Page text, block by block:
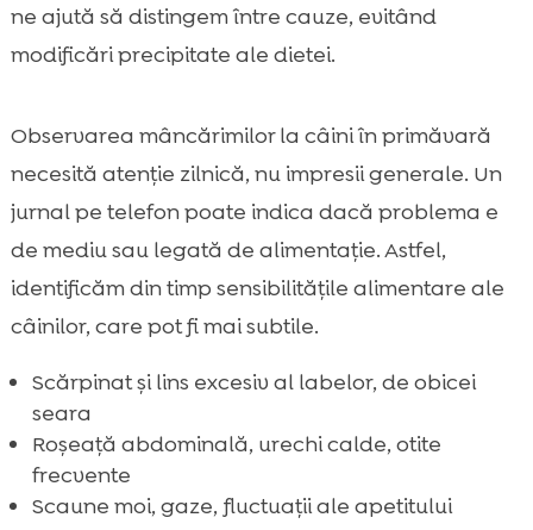
ne ajută să distingem între cauze, evitând
modificări precipitate ale dietei.
Observarea mâncărimilor la câini în primăvară
necesită atenție zilnică, nu impresii generale. Un
jurnal pe telefon poate indica dacă problema e
de mediu sau legată de alimentație. Astfel,
identificăm din timp sensibilitățile alimentare ale
câinilor, care pot fi mai subtile.
Scărpinat și lins excesiv al labelor, de obicei
seara
Roșeață abdominală, urechi calde, otite
frecvente
Scaune moi, gaze, fluctuații ale apetitului